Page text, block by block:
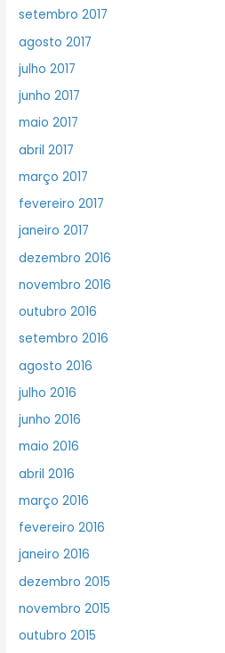
setembro 2017
agosto 2017
julho 2017
junho 2017
maio 2017
abril 2017
março 2017
fevereiro 2017
janeiro 2017
dezembro 2016
novembro 2016
outubro 2016
setembro 2016
agosto 2016
julho 2016
junho 2016
maio 2016
abril 2016
março 2016
fevereiro 2016
janeiro 2016
dezembro 2015
novembro 2015
outubro 2015